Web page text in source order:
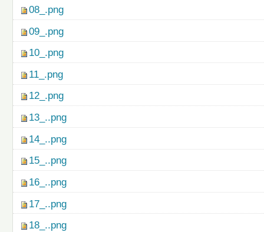
08_.png
09_.png
10_.png
11_.png
12_.png
13_..png
14_..png
15_..png
16_..png
17_..png
18_..png